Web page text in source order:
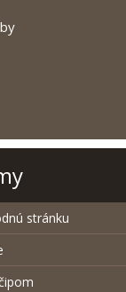
stránku